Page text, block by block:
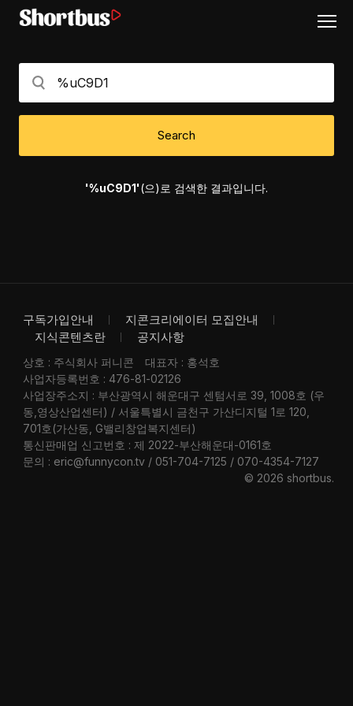
Search
'%uC9D1'(으)로 검색한 결과입니다.
구독가입안내
지콘크리에이터 모집안내
지식콘텐츠란
공지사항
상호 : 주식회사 퍼니콘
대표자 : 홍석호
사업자등록번호 : 476-81-02126
사업장주소지 : 부산광역시 해운대구 센텀서로 39, 1008호 (우
동,영상산업센터) / 서울특별시 금천구 가산디지털 1로 120,
701호(가산동, G밸리창업복지센터)
통신판매업 신고번호 : 제 2022-부산해운대-0161호
문의 : eric@funnycon.tv / 051-704-7125 / 070-4354-7127
© 2026 shortbus.